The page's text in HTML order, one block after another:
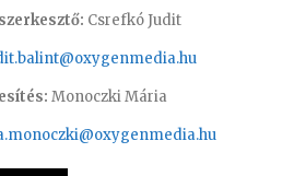
Csrefkó Judit
Monoczki Mária